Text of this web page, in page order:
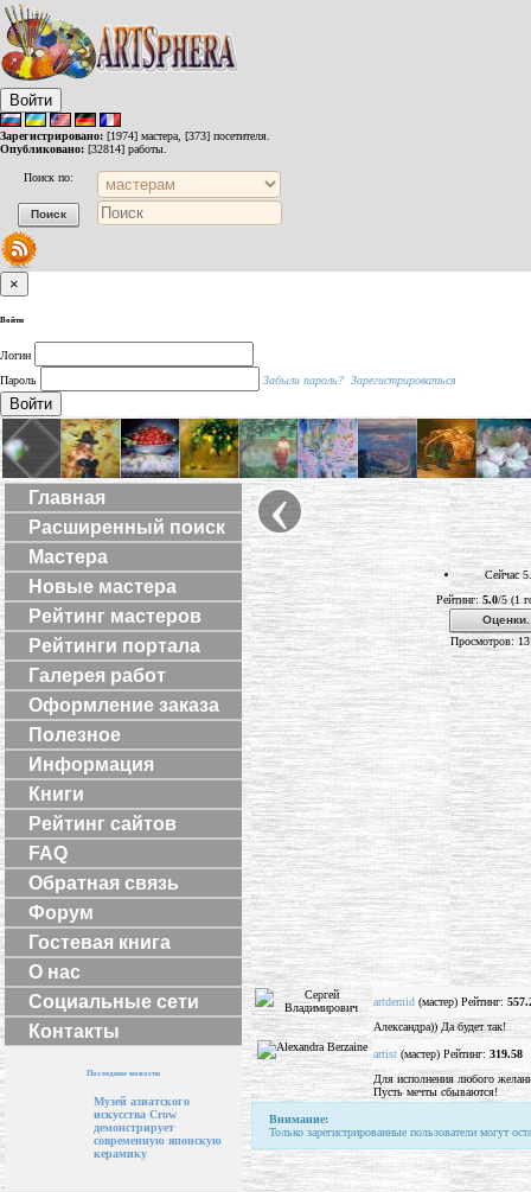
Войти
Зарегистрировано: [1974] мастера, [373] посетителя.
Опубликовано: [32814] работы.
Поиск по:
×
Войти
Логин
Пароль
Забыли пароль? Зарегистрироваться
Войти
Главная
Расширенный поиск
Мастера
Новые мастера
Рейтинг мастеров
Рейтинги портала
Галерея работ
Оформление заказа
Полезное
Информация
Книги
Рейтинг сайтов
FAQ
Обратная связь
Форум
Гостевая книга
О нас
Социальные сети
Контакты
Последние новости
Музей азиатского
искусства Crow
демонстрирует
современную японскую
керамику
‹
Сейчас
Рейтинг:5.0/5 (1
Оценки.
Просмотров:
artdemid (мастер) Рейтинг:
Александра)) Да будет так!
artist (мастер) Рейтинг: 319.58
Для исполнения любого
Пусть мечты сбываются!
Внимание:
Только зарегистрированные пользователи могут